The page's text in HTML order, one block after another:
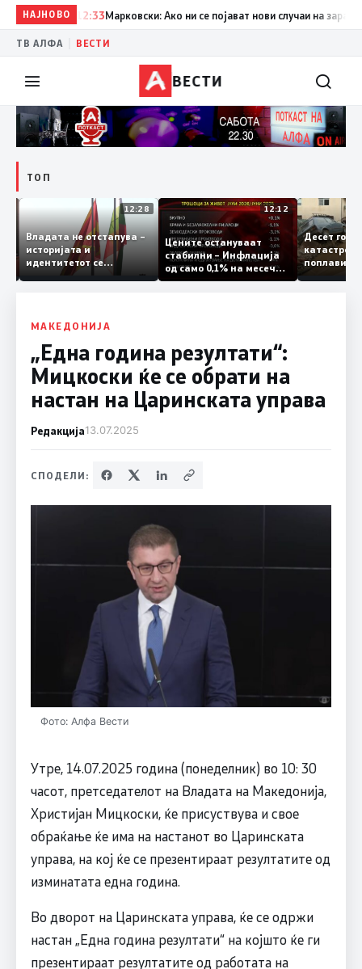
НАЈНОВО12:33Марковски: Ако ни се појават нови случаи на
ТВ АЛФА ВЕСТИ
ВЕСТИ
ТОП
12:28
Владата не отстапува –
историјата и
идентитетот се
црвената линија која
12:12
Цените остануваат
стабилни – Инфлација
од само 0,1% на месечно
и 2,3% на годишно ниво
Десет
поплави
МАКЕДОНИЈА
„Една година резултати“:
Мицкоски ќе се обрати на
настан на Царинската управа
Редакција13.07.2025
СПОДЕЛИ:
Фото: Алфа Вести
Утре, 14.07.2025 година (понеделник) во 10: 30
часот, претседателот на Владата на Македонија,
Христијан Мицкоски, ќе присуствува и свое
обраќање ќе има на настанот во Царинската
управа, на кој ќе се презентираат резултатите од
изминатата една година.
Во дворот на Царинската управа, ќе се одржи
настан „Една година резултати“ на којшто ќе ги
презентираат резултатите од работата на